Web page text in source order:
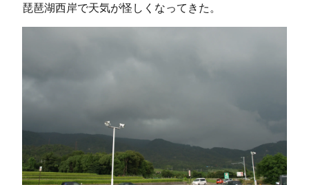
琵琶湖西岸で天気が怪しくなってきた。